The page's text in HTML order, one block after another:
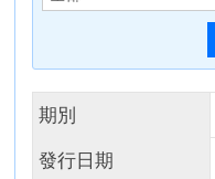
期別
發行日期